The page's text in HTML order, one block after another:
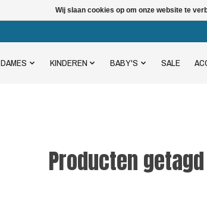
DAMES KINDEREN BABY'S SALE
Producten
Wij slaan cookies op om onze website te